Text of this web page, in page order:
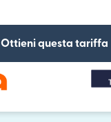
Ottieni questa tariffa